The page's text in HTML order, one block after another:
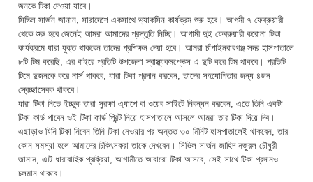
জনকে টিকা দেওয়া যাবে।
সিভিল সার্জন জানান, সারাদেশে একসাথে ভ্যাকসিন কার্যক্রম শুরু হবে। আগমী ৭ ফেব্রুয়ারী
থেকে শুরু হবে জেনেই আমরা আমাদের প্রস্তুতি নিচ্ছি। আগামী দুই ফেব্রুয়ারী করোনা টিকা
কার্যক্রমে যারা যুক্ত থাকবেন তাদের প্রশিক্ষন দেয়া হবে। আমরা চাঁপাইনবাবগঞ্জ সদর হাসপাতালে
৮টি টিম করেছি, এর বাইরে প্রতিটি উপজেলা স্বাস্থ্যকমপ্লেক্স এ দুটি করে টিম থাকবে। প্রতিটি
টিমে দুজনকে করে নার্স থাকবে, যারা টিকা প্রদান করবেন, তাদের সহযোগিতার জন্য ৪জন
স্বেচ্ছাসেবক থাকবে।
যারা টিকা নিতে ইচ্ছুক তারা সুরক্ষা এ্যাপে বা ওয়েব সাইটে নিবন্ধন করবেন, এতে তিনি একটা
টিকা কার্ড পাবেন ওই টিকা কার্ড প্রিন্ট নিয়ে হাসপাতালে আসলে আমরা তার টিকা দিয়ে দিব।
এছাড়াও যিনি টিকা নিবেন তিনি টিকা নেওয়ার পর অন্তত ৩০ মিনিট হাসপাতালেই থাকবেন, তার
কোন সমস্যা হলে আমাদের চিকিৎসকরা তাকে দেখবেন। সিভিল সার্জন জাহিদ নজুরল চৌধুরী
জানান, এটি ধারাবাহিক প্রক্রিয়া, আগামীতে আবারো টিকা আসবে, সেই সাথে টিকা প্রদানও
চলমান থাকবে।